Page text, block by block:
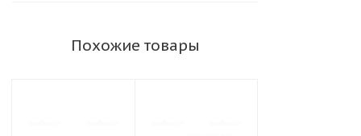
Похожие товары